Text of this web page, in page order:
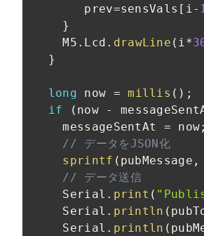
       prev
=sensVals [ i-
}
    M5
. Lcd . drawLine ( i*
}
long now = millis ( ) ;
if
( now -
    messageSentAt
= now;
// データをJSON化
sprintf ( pubMessage ,
// データ送信
    Serial
. print (
    Serial
. println (
    Serial
. println (